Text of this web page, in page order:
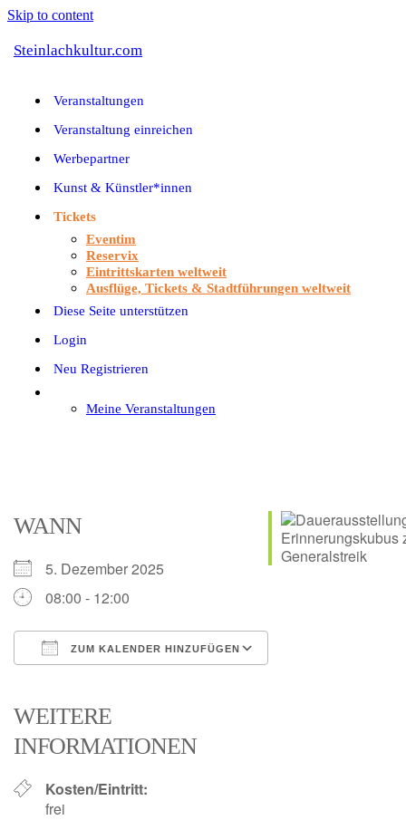
Skip to content
Steinlachkultur.com
Veranstaltungen
Veranstaltung einreichen
Werbepartner
Kunst & Künstler*innen
Tickets
Eventim
Reservix
Eintrittskarten weltweit
Ausflüge, Tickets & Stadtführungen weltweit
Diese Seite unterstützen
Login
Neu Registrieren
Meine Veranstaltungen
WANN
5. Dezember 2025
08:00 - 12:00
ZUM KALENDER HINZUFÜGEN
WEITERE
INFORMATIONEN
Kosten/Eintritt:
frei